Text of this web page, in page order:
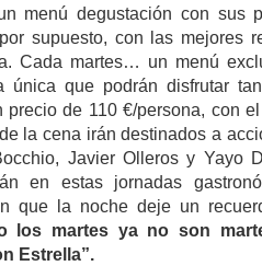
menú degustación con sus
supuesto, con las mejores
Cada martes… un menú
única que podrán disfrutar
precio de 110 €/persona, con
la cena irán destinados a
Javier Olleros y Yayo
en estas jornadas
que la noche deje un
los martes ya no son
Estrella”.